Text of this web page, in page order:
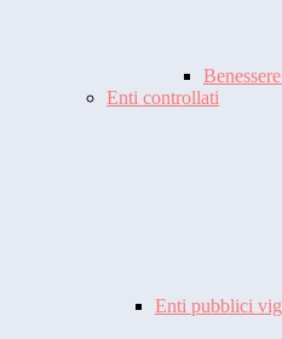
Enti controllati
Enti pubblici